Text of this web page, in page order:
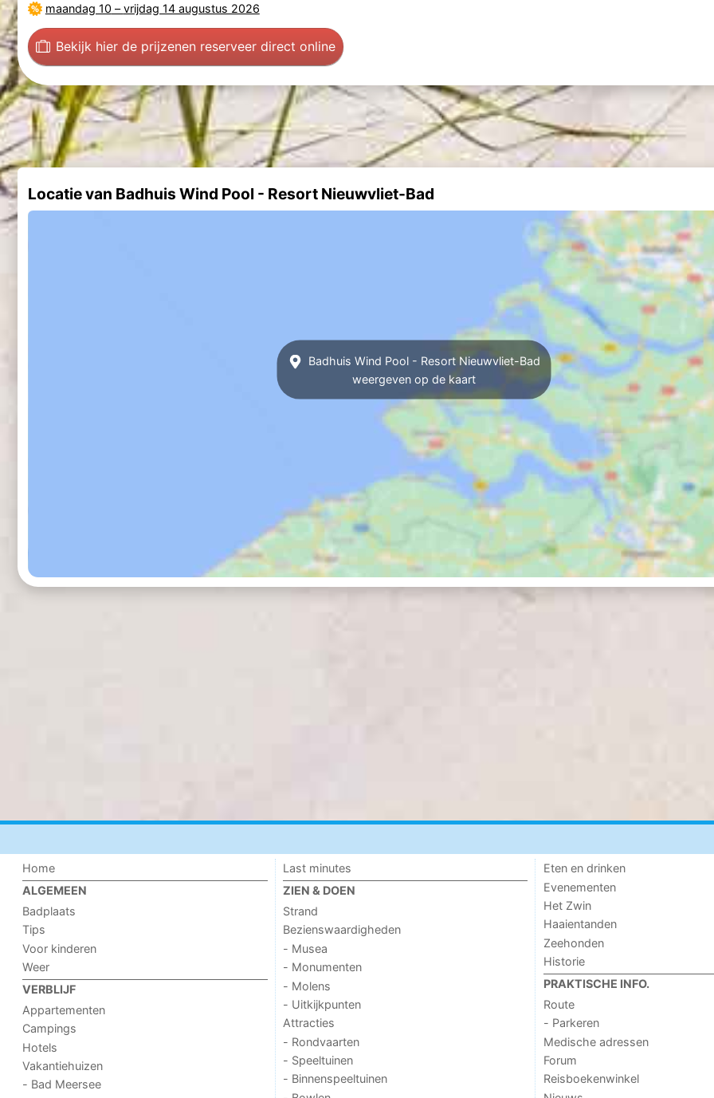
maandag 10 –vrijdag 14 augustus 2026
Bekijk hier de prijzenen reserveer direct online
Locatie van Badhuis Wind Pool - Resort Nieuwvliet-Bad
Badhuis Wind Pool - Resort Nieuwvliet-Bad
weergeven op de kaart
Home
ALGEMEEN
Badplaats
Tips
Voor kinderen
Weer
VERBLIJF
Appartementen
Campings
Hotels
Vakantiehuizen
- Bad Meersee
Last minutes
ZIEN & DOEN
Strand
Bezienswaardigheden
- Musea
- Monumenten
- Molens
- Uitkijkpunten
Attracties
- Rondvaarten
- Speeltuinen
- Binnenspeeltuinen
Eten en drinken
Evenementen
Het Zwin
Haaientanden
Zeehonden
Historie
PRAKTISCHE INFO.
Route
- Parkeren
Medische adressen
Forum
Reisboekenwinkel